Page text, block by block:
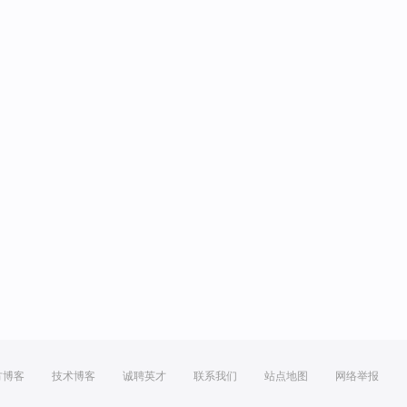
博客 技术博客 诚聘英才 联系我们 站点地图 网络举报